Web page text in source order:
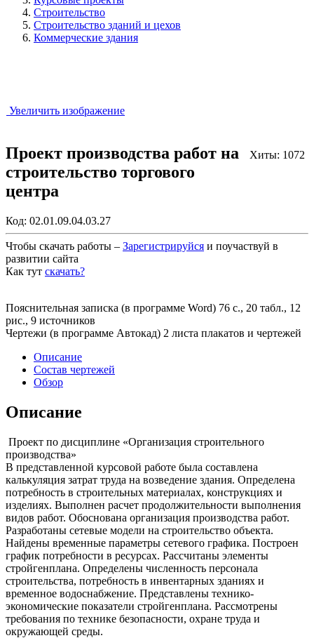
Строительство
Строительство зданий и цехов
Коммерческие здания
Увеличить изображение
Хиты: 1072
Проект производства работ на
строительство торгового
центра
Код: 02.01.09.04.03.27
Чтобы скачать работы – Зарегистрируйся и поучаствуй в
развитии сайта
Как тут скачать?
Пояснительная записка (в программе Word) 76 с., 20 табл., 12
рис., 9 источников
Чертежи (в программе Автокад) 2 листа плакатов и чертежей
Описание
Состав чертежей
Обзор
Описание
Проект по дисциплине «Организация строительного
производства»
В представленной курсовой работе была составлена
калькуляция затрат труда на возведение здания. Определена
потребность в строительных материалах, конструкциях и
изделиях. Выполнен расчет продолжительности выполнения
видов работ. Обоснована организация производства работ.
Разработаны сетевые модели на строительство объекта.
Найдены временные параметры сетевого графика. Построен
график потребности в ресурсах. Рассчитаны элементы
стройгенплана. Определены численность персонала
строительства, потребность в инвентарных зданиях и
временное водоснабжение. Представлены технико-
экономические показатели стройгенплана. Рассмотрены
требования по технике безопасности, охране труда и
окружающей среды.